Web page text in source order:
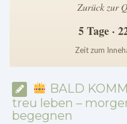
Zurück zur
5 Tage ·
Zeit zum
BALD
treu leben –
begegnen